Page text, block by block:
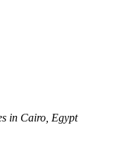
in Cairo, Egypt